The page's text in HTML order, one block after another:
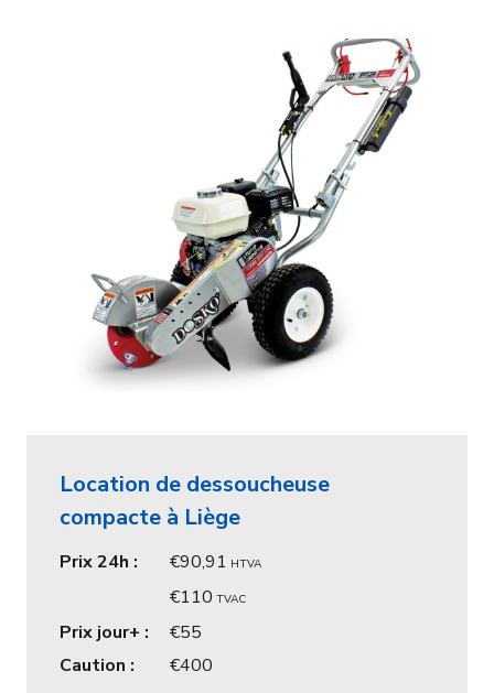
Location de dessoucheuse
compacte à Liège
Prix 24h : 90,91 HTVA
110 TVAC
Prix jour+ :
55
Caution :
400